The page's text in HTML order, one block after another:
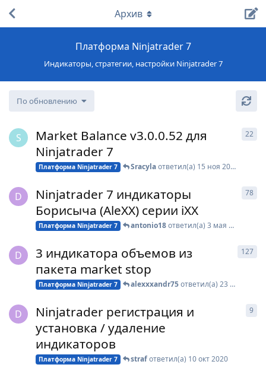
Платформа Ninjatrader 7
Индикаторы, стратегии, настройки Ninjatrader 7
Архив
По обновлению
S
Market Balance v3.0.0.52 для
Ninjatrader 7
Платформа Ninjatrader 7 Sracylaответил(а) 15 ноя 2025
22
D
Ninjatrader 7 индикаторы
Борисыча (AleXX) серии iXX
Платформа Ninjatrader 7 antonio18ответил(а)3 мая 2021
78
D
3 индикатора объемов из
пакета market stop
Платформа Ninjatrader 7 alexxxandr75ответил(а)23 дек 2020
127
D
Ninjatrader регистрация и
установка / удаление
индикаторов
Платформа Ninjatrader 7 strafответил(а) 10 окт 2020
9